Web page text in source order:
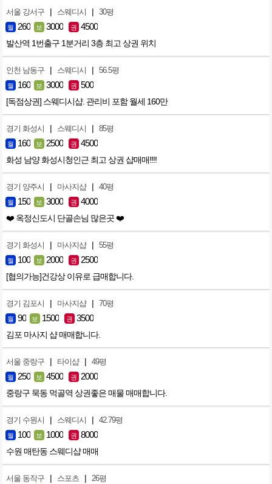
서울 강서구 | 스웨디시 | 30평
월 260 보 3000 권 4500
발산역 1번출구 1분거리 3층 최고 상권 위치
인천 남동구 | 스웨디시 | 56.5평
월 160 보 3000 권 500
[독점상권] 스웨디시샵. 관리비 포함 월세 160만
경기 화성시 | 스웨디시 | 85평
월 160 보 2500 권 4500
화성 남양 화성시청인근 최고 상권 샵매매!!!!
경기 양주시 | 마사지샵 | 40평
월 150 보 3000 권 4000
❤️ 옥정신도시 단골손님 많은곳 ❤️
경기 화성시 | 마사지샵 | 55평
월 100 보 2000 권 2500
[협의가능]건강상 이유로 급매합니다.
경기 김포시 | 마사지샵 | 70평
월 90 보 1500 권 3500
김포 마사지 샵 매매합니다.
서울 중랑구 | 타이샵 | 49평
월 250 보 4500 권 2000
중랑구 묵동 먹골역 상권좋은 매물 매매합니다.
경기 수원시 | 스웨디시 | 42.79평
월 100 보 1000 권 8000
수원 매탄동 스웨디샵 매매
서울 동작구 | 스포츠 | 26평